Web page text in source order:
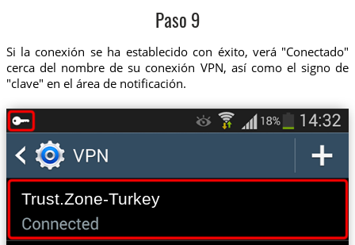
Paso 9
Si la conexión se ha establecido con éxito, verá "Conectado"
cerca del nombre de su conexión VPN, así como el signo de
"clave" en el área de notificación.
Trust.Zone-Turkey